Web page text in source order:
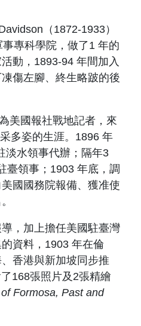
（ 1872-1933）
專科學院，做了1 年的
動， 1893-94 年間加入
傷左腳、終生略跛的後
美國報社戰地記者，來
多姿的生涯。 1896 年
淡水領事代辦；隔年3
臺領事； 1903 年底，調
國國務院報備、獲准使
，加上擔任美國駐臺灣
資料， 1903 年在倫
香港與新加坡同步推
168張照片及 2張精繪
Formosa, Past and